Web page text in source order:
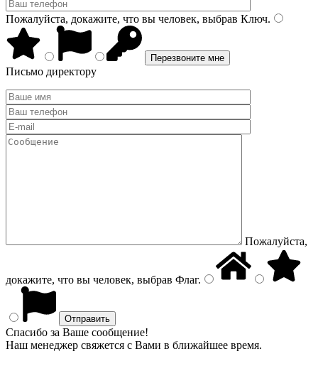
Пожалуйста, докажите, что вы человек, выбрав Ключ.
Письмо директору
Пожалуйста,
докажите, что вы человек, выбрав Флаг.
Спасибо за Ваше сообщение!
Наш менеджер свяжется с Вами в ближайшее время.